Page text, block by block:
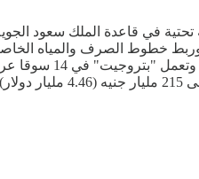
خطوط الصرف والمياه
شركتي "الفنار" و"عصام قباني"
حتى مارس الماضي نحو 112 مليار جنيه